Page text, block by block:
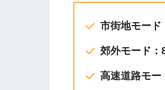
市街地モード
郊外モード：
高速道路モ